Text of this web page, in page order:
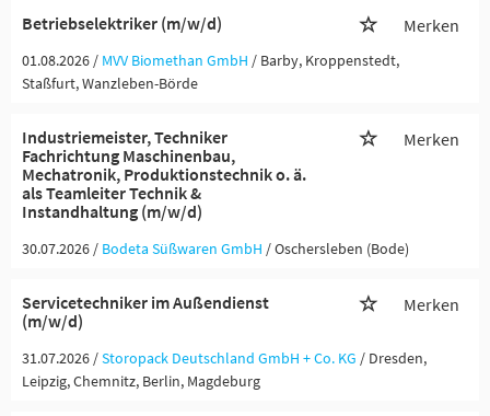
Betriebselektriker (m/w/d) Merken
01.08.2026 / MVV Biomethan GmbH / Barby, Kroppenstedt,
Staßfurt, Wanzleben-Börde
Industriemeister, Techniker
Fachrichtung Maschinenbau,
Mechatronik, Produktionstechnik o. ä.
als Teamleiter Technik &
Instandhaltung (m/w/d)
Merken
30.07.2026 / Bodeta Süßwaren GmbH / Oschersleben (Bode)
Servicetechniker im Außendienst
(m/w/d)
Merken
31.07.2026 /Storopack Deutschland GmbH + Co. KG / Dresden,
Leipzig, Chemnitz, Berlin, Magdeburg